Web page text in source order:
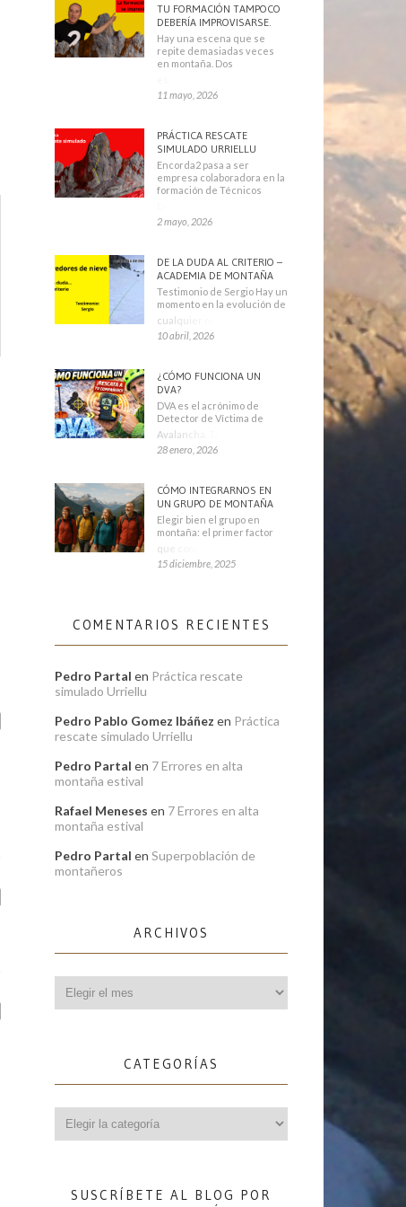
TU FORMACIÓN TAMPOCO
DEBERÍA IMPROVISARSE.
Hay una escena que se
repite demasiadas veces
en montaña. Dos
11 mayo, 2026
PRÁCTICA RESCATE
SIMULADO URRIELLU
Encorda2 pasa a ser
empresa colaboradora en la
formación de Técnicos
2 mayo, 2026
DE LA DUDA AL CRITERIO –
ACADEMIA DE MONTAÑA
Testimonio de Sergio Hay un
momento en la evolución de
cualquier montañero
10 abril, 2026
¿CÓMO FUNCIONA UN
DVA?
DVA es el acrónimo de
Detector de Víctima de
Avalancha. También se
28 enero, 2026
CÓMO INTEGRARNOS EN
UN GRUPO DE MONTAÑA
Elegir bien el grupo en
montaña: el primer factor
que condiciona tu
15 diciembre, 2025
COMENTARIOS RECIENTES
Pedro Partal en Práctica rescate
simulado Urriellu
Pedro Pablo Gomez Ibáñez en Práctica
rescate simulado Urriellu
Pedro Partal en 7 Errores en alta
montaña estival
Rafael Meneses en 7 Errores en alta
montaña estival
Pedro Partal en Superpoblación de
montañeros
ARCHIVOS
CATEGORÍAS
SUSCRÍBETE AL BLOG POR